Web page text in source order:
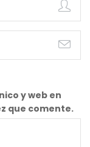
y web en
que comente.